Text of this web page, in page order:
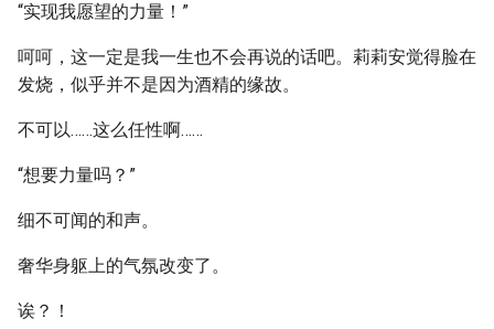
“实现我愿望的力量！”
呵呵，这一定是我一生也不会再说的话吧。莉莉安觉得脸在
发烧，似乎并不是因为酒精的缘故。
不可以……这么任性啊……
“想要力量吗？”
细不可闻的和声。
奢华身躯上的气氛改变了。
诶？！